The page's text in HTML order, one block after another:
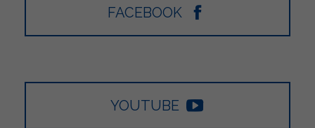
FACEBOOK
YOUTUBE